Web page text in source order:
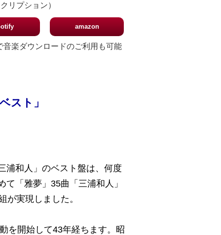
リプション）
amazon
楽ダウンロードのご利用も可能
スト」
浦和人」のベスト盤は、何度
「雅夢」35曲「三浦和人」
が実現しました。
を開始して43年経ちます。昭